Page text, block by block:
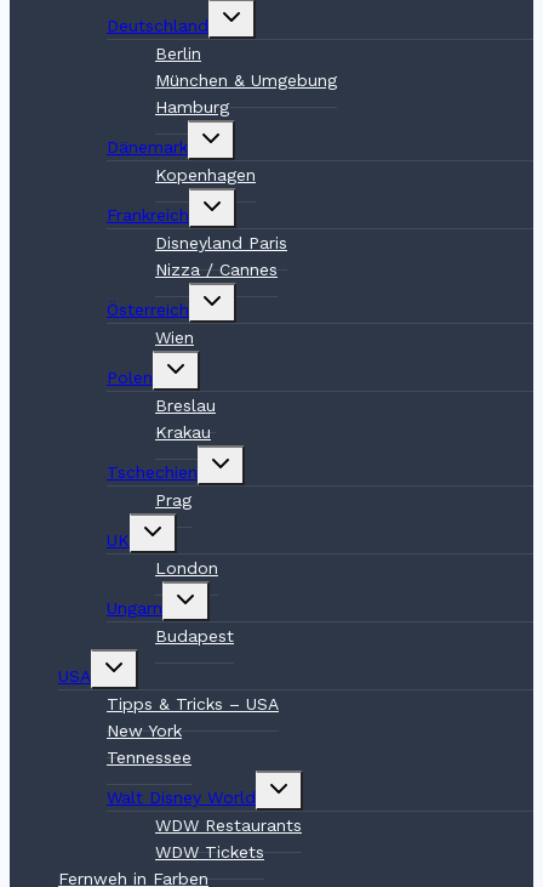
Deutschland
Untermenü
Berlin
München & Umgebung
Hamburg
Dänemark
Untermenü
Kopenhagen
Frankreich
Untermenü
Disneyland Paris
Nizza / Cannes
Österreich
Untermenü
Wien
Polen
Untermenü
Breslau
Krakau
Tschechien
Untermenü
Prag
UK
Untermenü
London
Ungarn
Untermenü
Budapest
USA
Untermenü
Tipps & Tricks – USA
New York
Tennessee
Walt Disney World
Untermenü
WDW Restaurants
WDW Tickets
Fernweh in Farben